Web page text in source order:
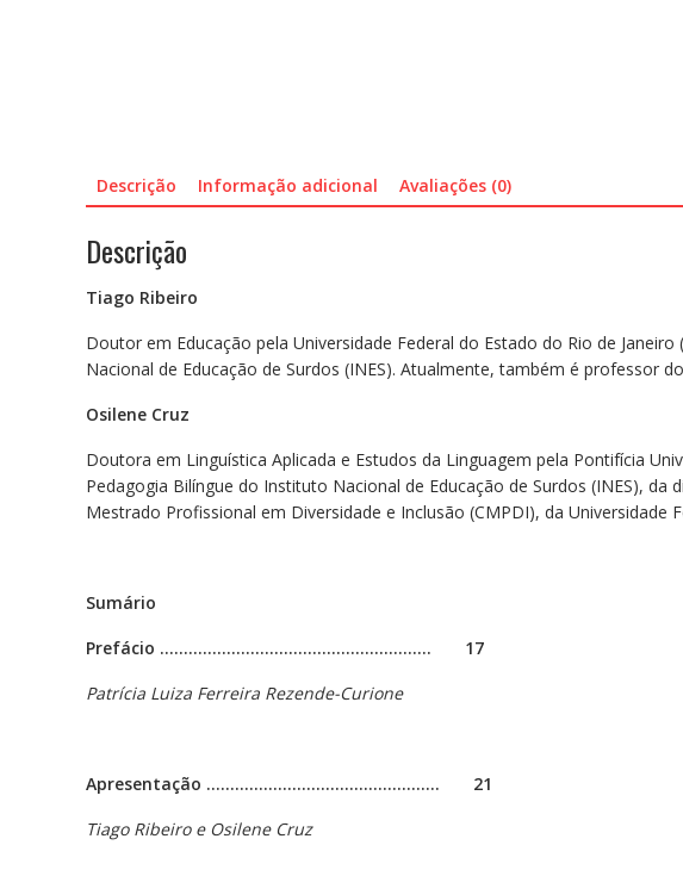
Descrição Informação adicional Avaliações (0)
Descrição
Tiago Ribeiro
Doutor em Educação pela Universidade Federal do Estado do Rio de
Nacional de Educação de Surdos (INES). Atualmente, também é professor
Osilene Cruz
Doutora em Linguística Aplicada e Estudos da Linguagem pela Pontifícia
Pedagogia Bilíngue do Instituto Nacional de Educação de Surdos (INES),
Mestrado Profissional em Diversidade e Inclusão (CMPDI), da Universidade
Sumário
Prefácio ………………………………………………… 17
Patrícia Luiza Ferreira Rezende-Curione
Apresentação …………………………………………. 21
Tiago Ribeiro e Osilene Cruz